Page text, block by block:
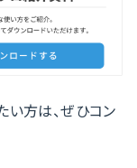
い方は、ぜひコン